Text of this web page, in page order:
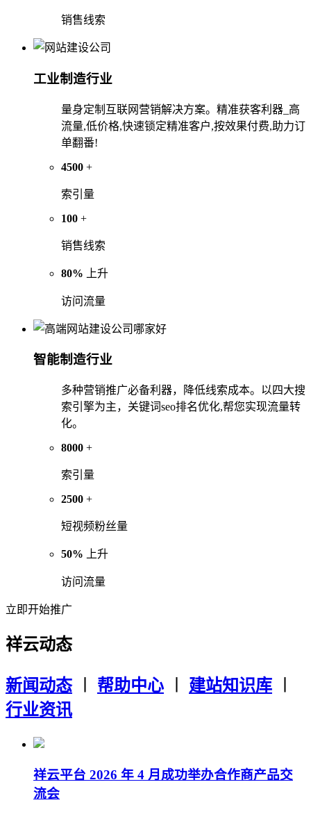
销售线索
工业制造行业
量身定制互联网营销解决方案。精准获客利器_高
流量,低价格,快速锁定精准客户,按效果付费,助力订
单翻番!
4500 +
索引量
100 +
销售线索
80% 上升
访问流量
智能制造行业
多种营销推广必备利器，降低线索成本。以四大搜
索引擎为主，关键词seo排名优化,帮您实现流量转
化。
8000 +
索引量
2500 +
短视频粉丝量
50% 上升
访问流量
立即开始推广
祥云动态
新闻动态︱ 帮助中心︱ 建站知识库
行业资讯
祥云平台 2026 年 4 月成功举办合作商产品交
流会